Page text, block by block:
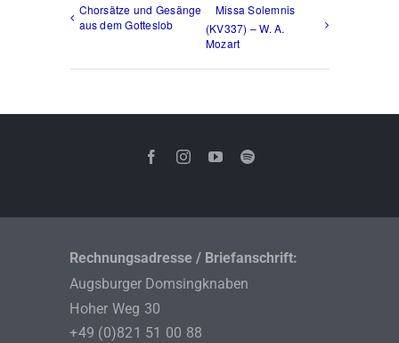
Chorsätze und Gesänge
aus dem Gotteslob
Missa Solemnis
(KV337) – W. A.
Mozart
Rechnungsadresse / Briefanschrift:
Augsburger Domsingknaben
Hoher Weg 30
+49 (0)821 51 00 88